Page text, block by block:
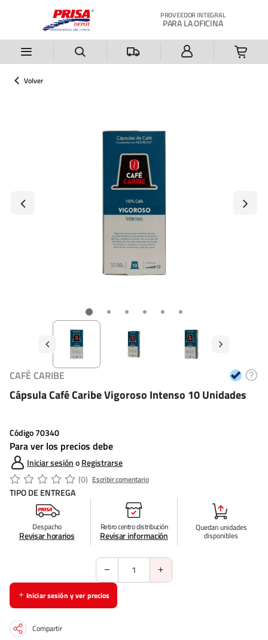
PROVEEDOR INTEGRAL
PARA LA OFICINA
Volver
CAFÉ CARIBE
Cápsula Café Caribe Vigoroso Intenso 10 Unidades
Código70340
Para ver los precios debe
Iniciar sesiónoRegistrarse
(0) Escribir comentario
TIPO DE ENTREGA
Despacho
Revisar horarios
Retiro centro distribución
Revisar información
Quedanunidades
disponibles
Iniciar sesión y ver precios
Compartir